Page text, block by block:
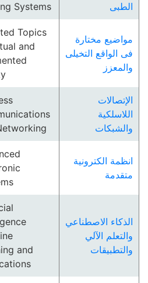
الطبى Systems
مواضيع مختارة
فى الواقع التخيلى
والمعزز
Topics
and
الإتصالات
اللاسلكية
والشبكات
Networking
انظمة الكترونية
متقدمة
الذكاء الاصطناعي
والتعلم الآلي
والتطبيقات
and